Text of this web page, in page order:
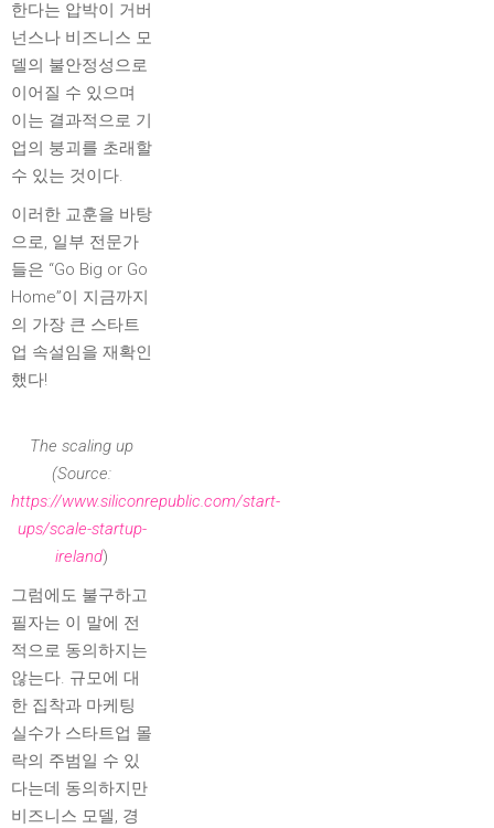
한다는 압박이 거버
넌스나 비즈니스 모
델의 불안정성으로
이어질 수 있으며
이는 결과적으로 기
업의 붕괴를 초래할
수 있는 것이다.
이러한 교훈을 바탕
으로, 일부 전문가
들은 “Go Big or Go
Home”이 지금까지
의 가장 큰 스타트
업 속설임을 재확인
했다!
The scaling up
(Source:
https://www.siliconrepublic.com/start-
ups/scale-startup-
ireland)
그럼에도 불구하고
필자는 이 말에 전
적으로 동의하지는
않는다. 규모에 대
한 집착과 마케팅
실수가 스타트업 몰
락의 주범일 수 있
다는데 동의하지만
비즈니스 모델, 경